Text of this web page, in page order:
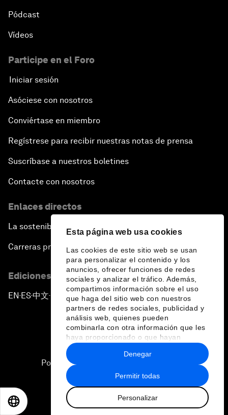
Esta página web usa cookies
Las cookies de este sitio web se usan
para personalizar el contenido y los
anuncios, ofrecer funciones de redes
sociales y analizar el tráfico. Además,
compartimos información sobre el uso
que haga del sitio web con nuestros
partners de redes sociales, publicidad y
análisis web, quienes pueden
combinarla con otra información que les
haya proporcionado o que hayan
recopilado a partir del uso que haya
hecho de sus servicios.
Permitir todas
Personalizar
Denegar
Pódcast
Vídeos
Participe en el Foro
Iniciar sesión
Asóciese con nosotros
Conviértase en miembro
Regístrese para recibir nuestras notas de prensa
Suscríbase a nuestros boletines
Contacte con nosotros
Enlaces directos
La sostenibilidad en el Foro
Carreras profesionales
Ediciones en otros idiomas
EN ▪ES▪中文▪ 日本語
Política de privacidad y normas de uso
Sitemap
2026 Foro Económico Mundial